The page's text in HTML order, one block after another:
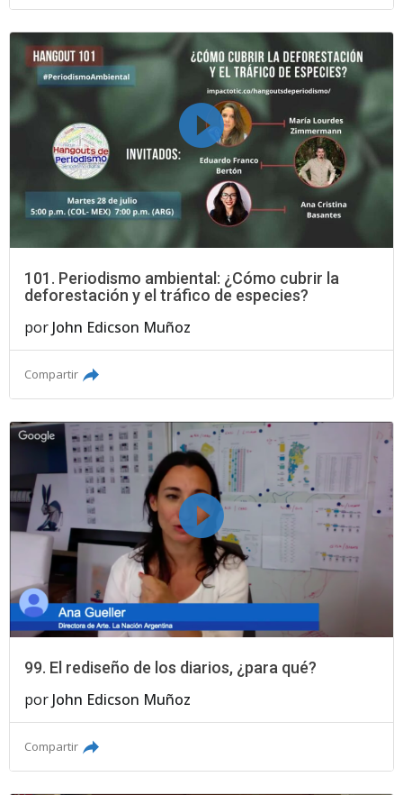
101. Periodismo ambiental: ¿Cómo cubrir la
deforestación y el tráfico de especies?
por John Edicson Muñoz
Compartir
99. El rediseño de los diarios, ¿para qué?
por John Edicson Muñoz
Compartir